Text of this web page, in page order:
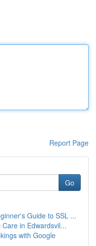
Report Page
Go
Guide to SSL ...
in Edwardsvil...
with Google